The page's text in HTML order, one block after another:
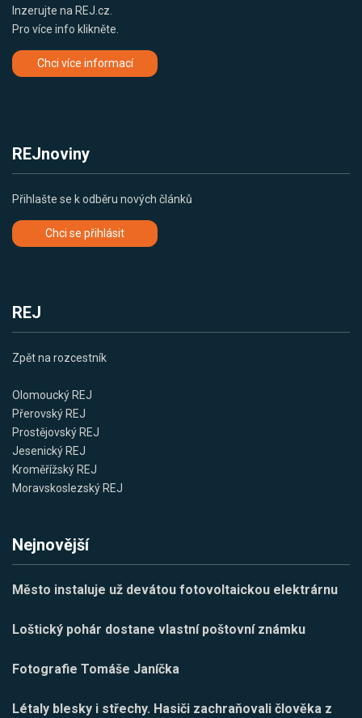
Inzerujte na REJ.cz.
Pro více info klikněte.
Chci více informací
REJnoviny
Přihlašte se k odběru nových článků
Chci se přihlásit
REJ
Zpět na rozcestník
Olomoucký REJ
Přerovský REJ
Prostějovský REJ
Jesenický REJ
Kroměřížský REJ
Moravskoslezský REJ
Nejnovější
Město instaluje už devátou fotovoltaickou elektrárnu
Loštický pohár dostane vlastní poštovní známku
Fotografie Tomáše Janíčka
Létaly blesky i střechy. Hasiči zachraňovali člověka z